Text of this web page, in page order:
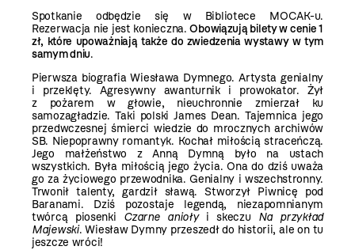
Spotkanie odbędzie się w Bibliotece MOCAK-u.
Rezerwacja nie jest konieczna.Obowiązują bilety w cenie 1
zł, które upoważniają także do zwiedzenia wystawy w tym
samym dniu.
Pierwsza biografia Wiesława Dymnego. Artysta genialny
i przeklęty. Agresywny awanturnik i prowokator. Żył
z pożarem w głowie, nieuchronnie zmierzał ku
samozagładzie. Taki polski James Dean. Tajemnica jego
przedwczesnej śmierci wiedzie do mrocznych archiwów
SB. Niepoprawny romantyk. Kochał miłością straceńczą.
Jego małżeństwo z Anną Dymną było na ustach
wszystkich. Była miłością jego życia. Ona do dziś uważa
go za życiowego przewodnika. Genialny i wszechstronny.
Trwonił talenty, gardził sławą. Stworzył Piwnicę pod
Baranami. Dziś pozostaje legendą, niezapomnianym
twórcą piosenki Czarne aniołyi skeczu Na przykład
Majewski. Wiesław Dymny przeszedł do historii, ale on tu
jeszcze wróci!